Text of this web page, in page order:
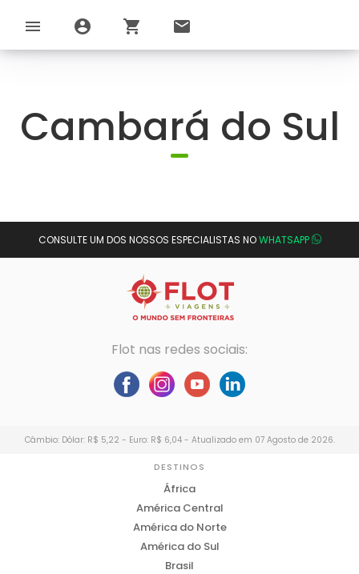
menu account_circle shopping_cart email
Cambará do Sul
CONSULTE UM DOS NOSSOS ESPECIALISTAS NOWHATSAPP
Flot nas redes sociais:
Câmbio: Dólar: R$ 5,22 - Euro: R$ 6,04 - Atualizado em 07 Agosto de 2026.
DESTINOS
África
América Central
América do Norte
América do Sul
Brasil